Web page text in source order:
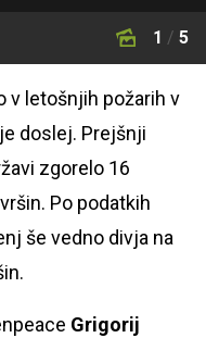
1 / 5
v letošnjih požarih v
doslej. Prejšnji
zgorelo 16
Po podatkih
še vedno divja na
Grigorij